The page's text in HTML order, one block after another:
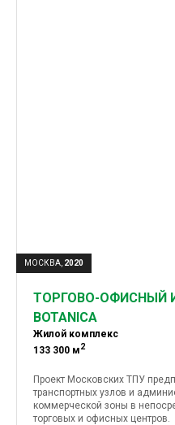
МОСКВА, 2020
ТОРГОВО-ОФИСНЫЙ
BOTANICA
Жилой комплекс
133 300 м2
Проект Московских ТПУ
транспортных узлов и
коммерческой зоны в
торговых и офисных центров.